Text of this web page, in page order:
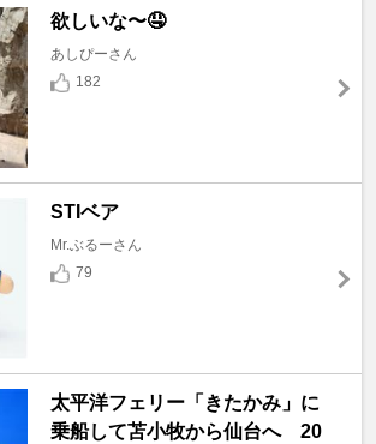
欲しいな〜🤤
あしぴーさん
182
STIベア
Mr.ぶるーさん
79
太平洋フェリー「きたかみ」に
乗船して苫小牧から仙台へ 20